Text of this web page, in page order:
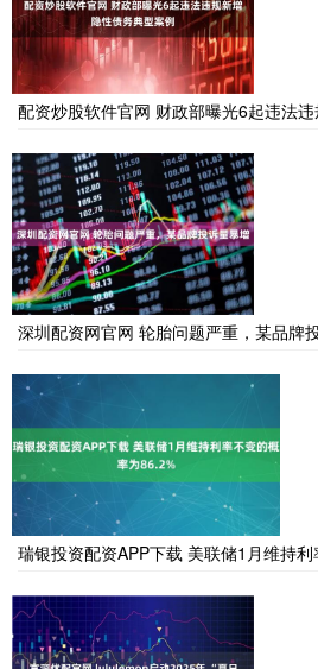
配资炒股软件官网 财政部曝光6起违法
深圳配资网官网 轮胎问题严重，某品牌
瑞银投资配资APP下载 美联储1月维持